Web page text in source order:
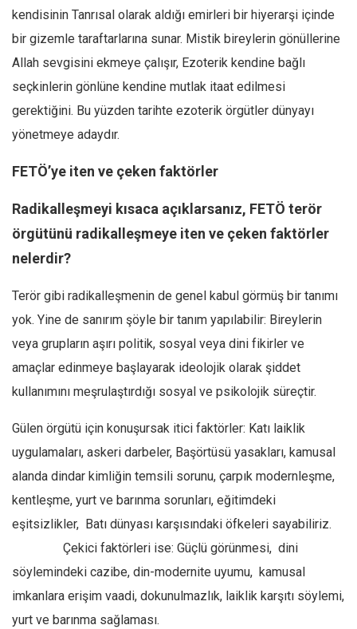
kendisinin Tanrısal olarak aldığı emirleri bir hiyerarşi içinde
bir gizemle taraftarlarına sunar. Mistik bireylerin gönüllerine
Allah sevgisini ekmeye çalışır, Ezoterik kendine bağlı
seçkinlerin gönlüne kendine mutlak itaat edilmesi
gerektiğini. Bu yüzden tarihte ezoterik örgütler dünyayı
yönetmeye adaydır.
FETÖ’ye iten ve çeken faktörler
Radikalleşmeyi kısaca açıklarsanız, FETÖ terör
örgütünü radikalleşmeye iten ve çeken faktörler
nelerdir?
Terör gibi radikalleşmenin de genel kabul görmüş bir tanımı
yok. Yine de sanırım şöyle bir tanım yapılabilir: Bireylerin
veya grupların aşırı politik, sosyal veya dini fikirler ve
amaçlar edinmeye başlayarak ideolojik olarak şiddet
kullanımını meşrulaştırdığı sosyal ve psikolojik süreçtir.
Gülen örgütü için konuşursak itici faktörler: Katı laiklik
uygulamaları, askeri darbeler, Başörtüsü yasakları, kamusal
alanda dindar kimliğin temsili sorunu, çarpık modernleşme,
kentleşme, yurt ve barınma sorunları, eğitimdeki
eşitsizlikler, Batı dünyası karşısındaki öfkeleri sayabiliriz.
Çekici faktörleri ise: Güçlü görünmesi, dini
söylemindeki cazibe, din-modernite uyumu, kamusal
imkanlara erişim vaadi, dokunulmazlık, laiklik karşıtı söylemi,
yurt ve barınma sağlaması.